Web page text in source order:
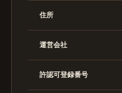
住所
運営会社
許認可登録番号